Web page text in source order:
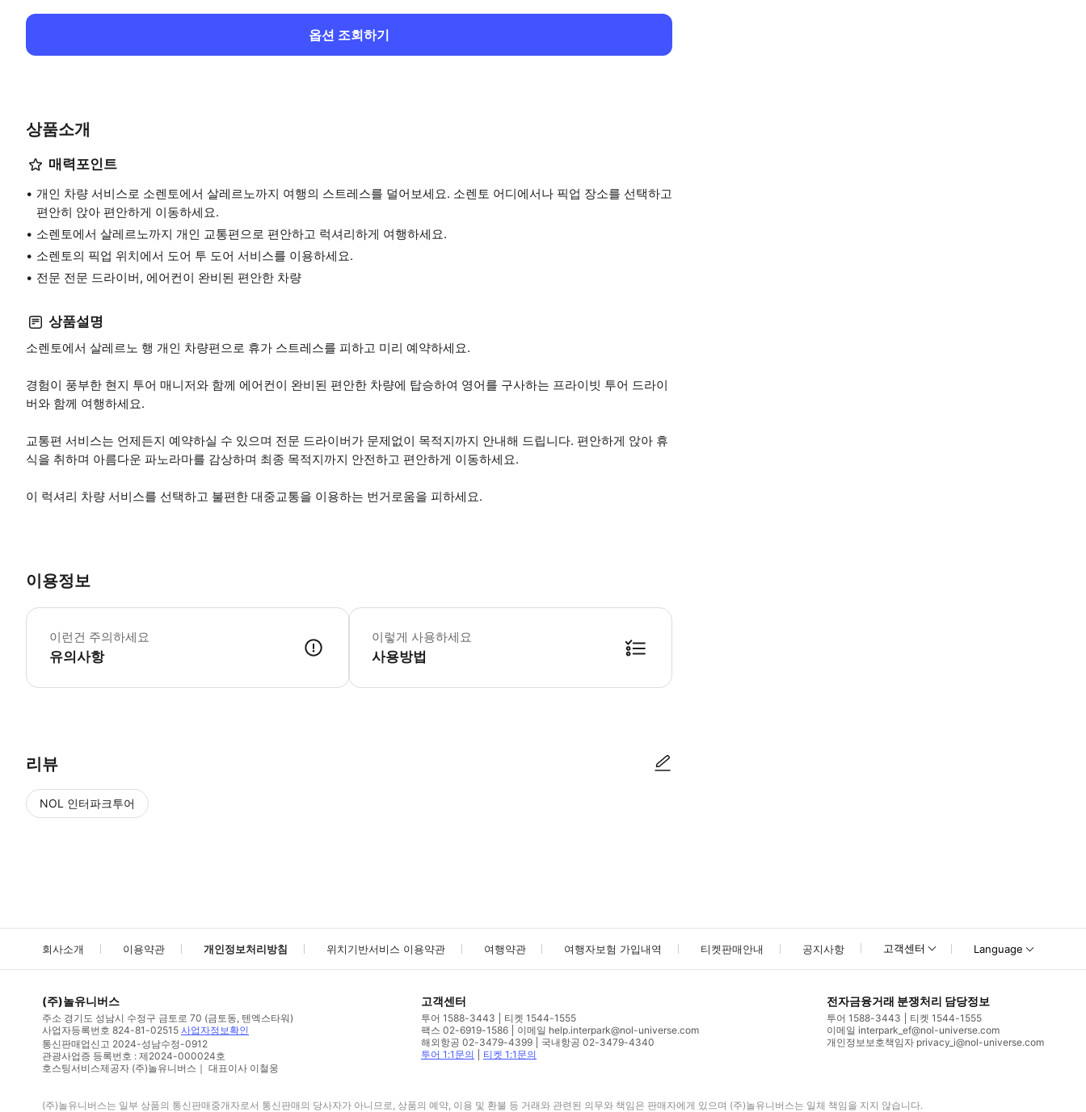
옵션 조회하기
상품소개
매력포인트
개인 차량 서비스로 소렌토에서 살레르노까지 여행의 스트레스를 덜어보세요. 소렌토 어디에서나 픽업 장소를 선택하고
편안히 앉아 편안하게 이동하세요.
소렌토에서 살레르노까지 개인 교통편으로 편안하고 럭셔리하게 여행하세요.
소렌토의 픽업 위치에서 도어 투 도어 서비스를 이용하세요.
전문 전문 드라이버, 에어컨이 완비된 편안한 차량
상품설명
소렌토에서 살레르노 행 개인 차량편으로 휴가 스트레스를 피하고 미리 예약하세요.
경험이 풍부한 현지 투어 매니저와 함께 에어컨이 완비된 편안한 차량에 탑승하여 영어를 구사하는 프라이빗 투어 드라이
버와 함께 여행하세요.
교통편 서비스는 언제든지 예약하실 수 있으며 전문 드라이버가 문제없이 목적지까지 안내해 드립니다. 편안하게 앉아 휴
식을 취하며 아름다운 파노라마를 감상하며 최종 목적지까지 안전하고 편안하게 이동하세요.
이 럭셔리 차량 서비스를 선택하고 불편한 대중교통을 이용하는 번거로움을 피하세요.
이용정보
이런건 주의하세요
유의사항
* 소요시간 : 120분 (옵션에 따라 소요 시간이 다를 수 있으니, 예약 시 확인 부탁드립니다.)
이렇게 사용하세요
사용방법
리뷰
NOL 인터파크투어
회사소개 이용약관 개인정보처리방침 위치기반서비스 이용약관 여행약관 여행자보험 가입내역 티켓판매안내 공지사항 고객센터 Language
(주)놀유니버스
주소 경기도 성남시 수정구 금토로 70 (금토동, 텐엑스타워)
사업자등록번호 824-81-02515 사업자정보확인
통신판매업신고 2024-성남수정-0912
관광사업증 등록번호 : 제2024-000024호
호스팅서비스제공자 (주)놀유니버스｜ 대표이사 이철웅
고객센터
투어 1588-3443
티켓 1544-1555
팩스 02-6919-1586
이메일 help.interpark@nol-universe.com
해외항공 02-3479-4399
국내항공 02-3479-4340
투어 1:1문의
티켓 1:1문의
전자금융거래 분쟁처리 담당정보
투어 1588-3443
티켓 1544-1555
이메일 interpark_ef@nol-universe.com
개인정보보호책임자 privacy_i@nol-universe.com
(주)놀유니버스는 일부 상품의 통신판매중개자로서 통신판매의 당사자가 아니므로, 상품의 예약, 이용 및 환불 등 거래와 관련된 의무와 책임은 판매자에게 있으며 (주)놀유니버스는 일체 책임을 지지 않습니다.